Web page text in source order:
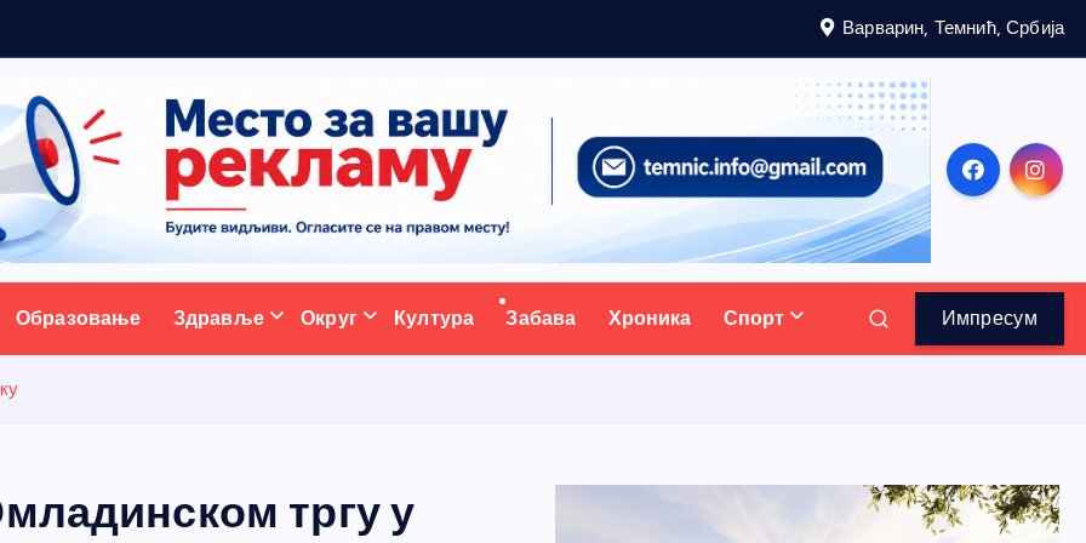
Варварин, Темнић, Србија
портал
Образовање Здравље Округ Култура Забава Хроника Спорт Импресум
тргу у